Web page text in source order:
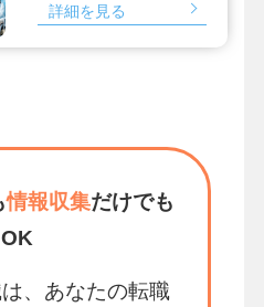
詳細を見る
情報収集だけでも
OK
、あなたの転職